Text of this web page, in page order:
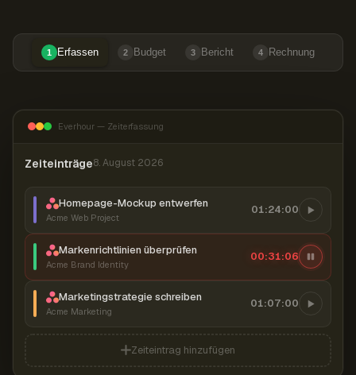
1 Erfassen 2 Budget 3 Bericht 4 Rechnung
Everhour — Zeiterfassung
Zeiteinträge8. August 2026
Homepage-Mockup entwerfen
Acme Web Project
01:24:00
Markenrichtlinien überprüfen
Acme Brand Identity
00:31:07
Marketingstrategie schreiben
Acme Marketing
01:07:00
Zeiteintrag hinzufügen